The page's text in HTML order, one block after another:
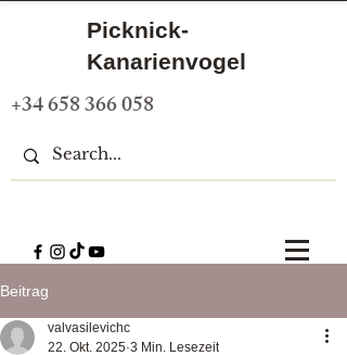
Picknick-
Kanarienvogel
+34 658 366 058
Beitrag
valvasilevichc
22. Okt. 2025 3 Min. Lesezeit